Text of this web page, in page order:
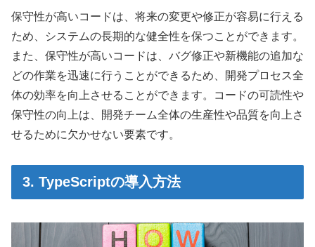
保守性が高いコードは、将来の変更や修正が容易に行える
ため、システムの長期的な健全性を保つことができます。
また、保守性が高いコードは、バグ修正や新機能の追加な
どの作業を迅速に行うことができるため、開発プロセス全
体の効率を向上させることができます。コードの可読性や
保守性の向上は、開発チーム全体の生産性や品質を向上さ
せるために欠かせない要素です。
3. TypeScriptの導入方法